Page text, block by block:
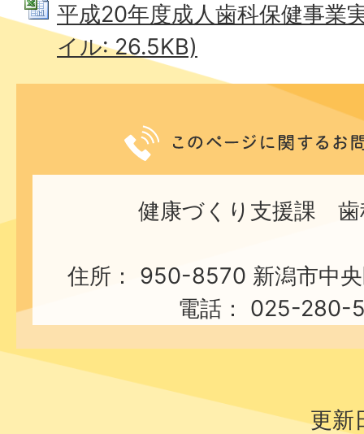
平成20年度成人歯科保健事業
イル: 26.5KB)
健康づくり支援課 歯
住所： 950-8570 新潟市中
電話： 025-280-
更新